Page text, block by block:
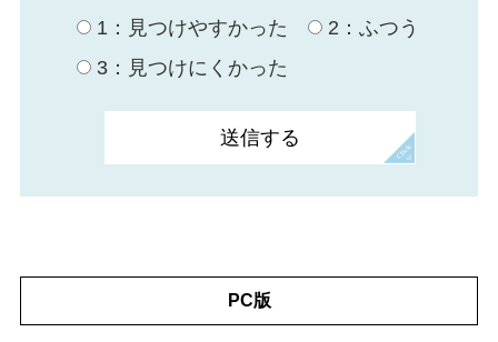
1：見つけやすかった
2：ふつう
3：見つけにくかった
PC版